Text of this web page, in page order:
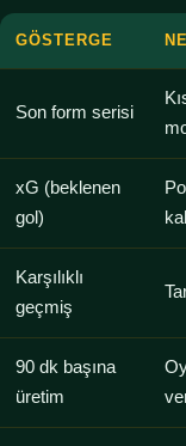
GÖSTERGE
Son form serisi
xG (beklenen
gol)
Karşılıklı
geçmiş
90 dk başına
üretim